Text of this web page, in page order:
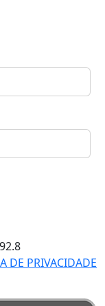
92.8
DE PRIVACIDADE